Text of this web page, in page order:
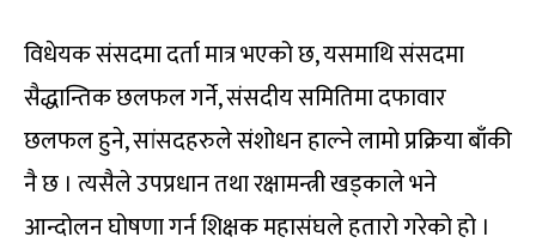
विधेयक संसदमा दर्ता मात्र भएको छ, यसमाथि संसदमा
सैद्धान्तिक छलफल गर्ने, संसदीय समितिमा दफावार
छलफल हुने, सांसदहरुले संशोधन हाल्ने लामो प्रक्रिया बाँकी
नै छ । त्यसैले उपप्रधान तथा रक्षामन्त्री खड्काले भने
आन्दोलन घोषणा गर्न शिक्षक महासंघले हतारो गरेको हो ।